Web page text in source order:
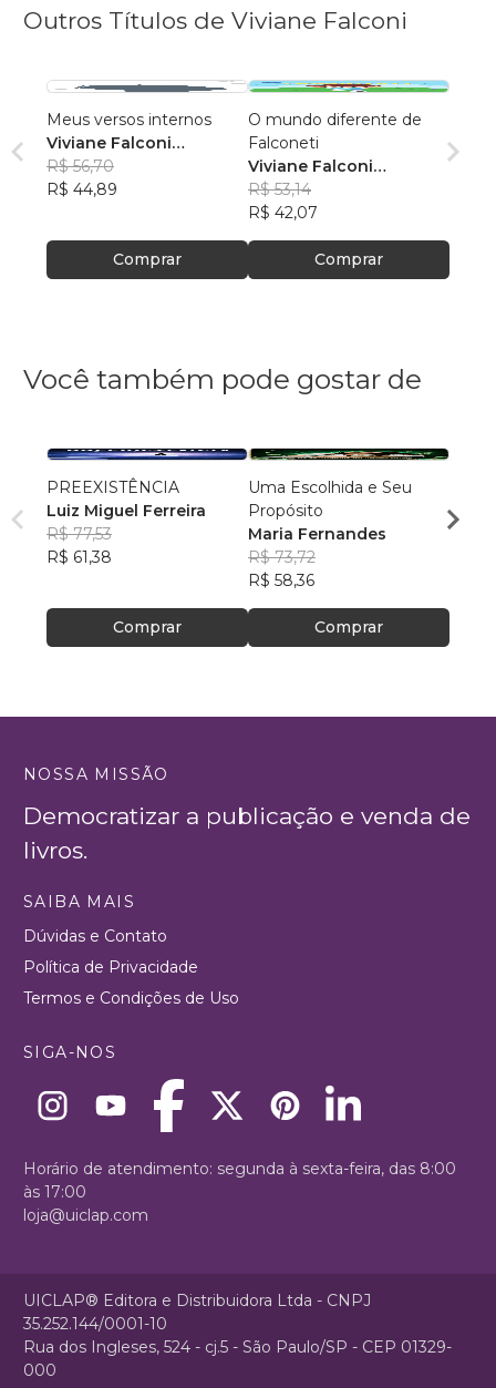
Outros Títulos de Viviane Falconi
Meus versos internos
Viviane Falconi
Paschoalin
R$ 56,70
R$ 44,89
Comprar
O mundo diferente de
Falconeti
Viviane Falconi
Paschoalin
R$ 53,14
R$ 42,07
Comprar
Você também pode gostar de
PREEXISTÊNCIA
Luiz Miguel Ferreira
R$ 77,53
R$ 61,38
Comprar
Uma Escolhida e Seu
Propósito
Maria Fernandes
R$ 73,72
R$ 58,36
Comprar
DOR
NOSSA MISSÃO
Democratizar a publicação e venda de
livros.
SAIBA MAIS
Dúvidas e Contato
Política de Privacidade
Termos e Condições de Uso
SIGA-NOS
Horário de atendimento: segunda à sexta-feira, das 8:00
às 17:00
loja@uiclap.com
UICLAP® Editora e Distribuidora Ltda - CNPJ
35.252.144/0001-10
Rua dos Ingleses, 524 - cj.5 - São Paulo/SP - CEP 01329-
000